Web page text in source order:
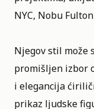
NYC, Nobu
Njegov stil može
promišljen izbor
i elegancija
prikaz ljudske